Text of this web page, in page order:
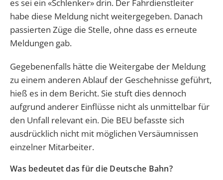
es sei ein «Schlenker» drin. Der Fahrdienstleiter
habe diese Meldung nicht weitergegeben. Danach
passierten Züge die Stelle, ohne dass es erneute
Meldungen gab.
Gegebenenfalls hätte die Weitergabe der Meldung
zu einem anderen Ablauf der Geschehnisse geführt,
hieß es in dem Bericht. Sie stuft dies dennoch
aufgrund anderer Einflüsse nicht als unmittelbar für
den Unfall relevant ein. Die BEU befasste sich
ausdrücklich nicht mit möglichen Versäumnissen
einzelner Mitarbeiter.
Was bedeutet das für die Deutsche Bahn?